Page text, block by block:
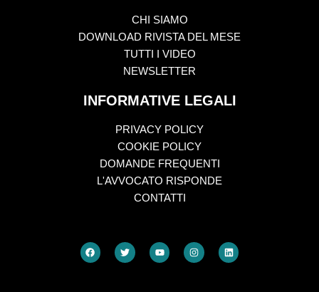
CHI SIAMO
DOWNLOAD RIVISTA DEL MESE
TUTTI I VIDEO
NEWSLETTER
INFORMATIVE LEGALI
PRIVACY POLICY
COOKIE POLICY
DOMANDE FREQUENTI
L'AVVOCATO RISPONDE
CONTATTI